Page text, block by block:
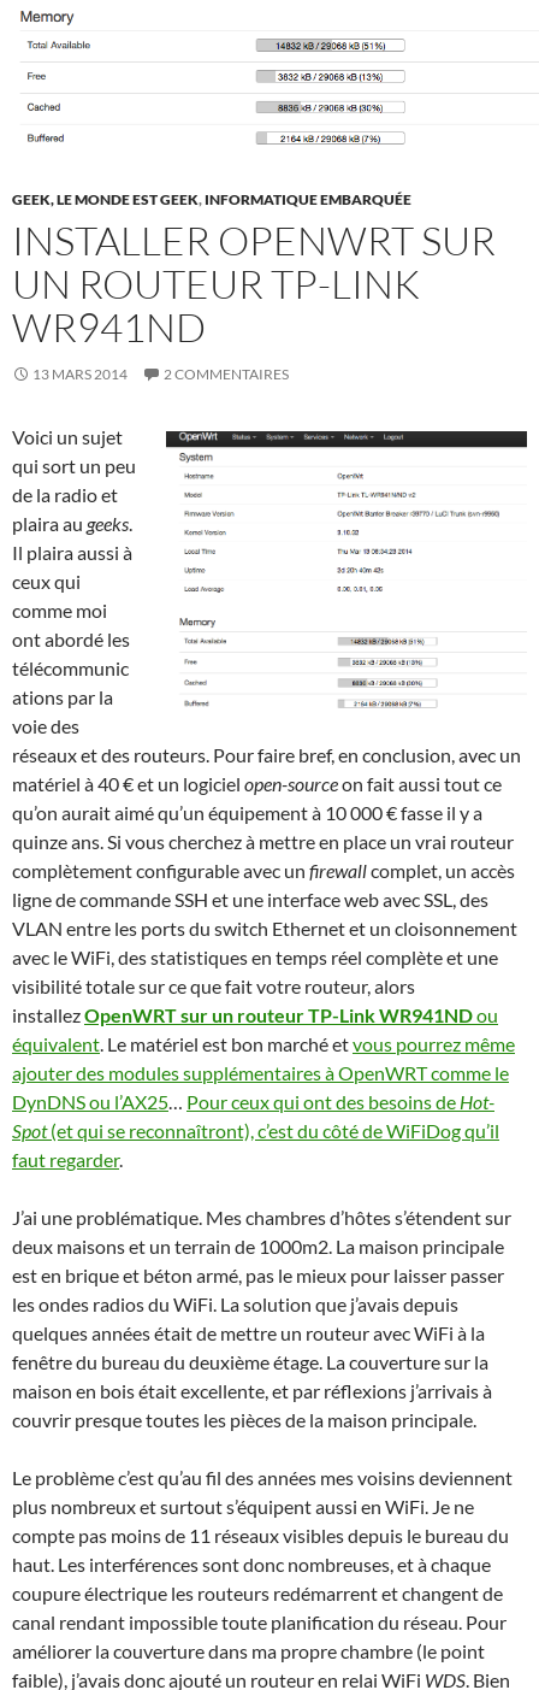
GEEK, LE MONDE EST GEEK, INFORMATIQUE EMBARQUÉE
INSTALLER OPENWRT SUR
UN ROUTEUR TP-LINK
WR941ND
13 MARS 2014 2 COMMENTAIRES
Voici un sujet
qui sort un peu
de la radio et
plaira au geeks.
Il plaira aussi à
ceux qui
comme moi
ont abordé les
télécommunic
ations par la
voie des
réseaux et des routeurs. Pour faire bref, en conclusion, avec un
matériel à 40 € et un logiciel open-sourceon fait aussi tout ce
qu’on aurait aimé qu’un équipement à 10 000 € fasse il y a
quinze ans. Si vous cherchez à mettre en place un vrai routeur
complètement configurable avec un firewallcomplet, un accès
ligne de commande SSH et une interface web avec SSL, des
VLAN entre les ports du switch Ethernet et un cloisonnement
avec le WiFi, des statistiques en temps réel complète et une
visibilité totale sur ce que fait votre routeur, alors
installezOpenWRT sur un routeur TP-Link WR941NDou
équivalent. Le matériel est bon marché etvous pourrez même
ajouter des modules supplémentaires à OpenWRT comme le
DynDNS ou l’AX25… Pour ceux qui ont des besoins de Hot-
Spot(et qui se reconnaîtront), c’est du côté de WiFiDog qu’il
faut regarder.
J’ai une problématique. Mes chambres d’hôtes s’étendent sur
deux maisons et un terrain de 1000m2. La maison principale
est en brique et béton armé, pas le mieux pour laisser passer
les ondes radios du WiFi. La solution que j’avais depuis
quelques années était de mettre un routeur avec WiFi à la
fenêtre du bureau du deuxième étage. La couverture sur la
maison en bois était excellente, et par réflexions j’arrivais à
couvrir presque toutes les pièces de la maison principale.
Le problème c’est qu’au fil des années mes voisins deviennent
plus nombreux et surtout s’équipent aussi en WiFi. Je ne
compte pas moins de 11 réseaux visibles depuis le bureau du
haut. Les interférences sont donc nombreuses, et à chaque
coupure électrique les routeurs redémarrent et changent de
canal rendant impossible toute planification du réseau. Pour
améliorer la couverture dans ma propre chambre (le point
faible), j’avais donc ajouté un routeur en relai WiFi WDS. Bien